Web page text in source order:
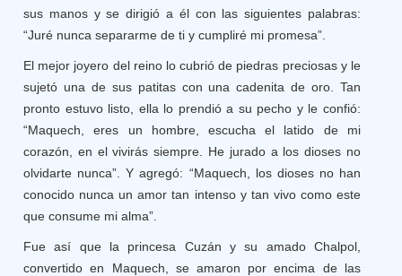
sus manos y se dirigió a él con las siguientes palabras:
“Juré nunca separarme de ti y cumpliré mi promesa”.
El mejor joyero del reino lo cubrió de piedras preciosas y le
sujetó una de sus patitas con una cadenita de oro. Tan
pronto estuvo listo, ella lo prendió a su pecho y le confió:
“Maquech, eres un hombre, escucha el latido de mi
corazón, en el vivirás siempre. He jurado a los dioses no
olvidarte nunca”. Y agregó: “Maquech, los dioses no han
conocido nunca un amor tan intenso y tan vivo como este
que consume mi alma”.
Fue así que la princesa Cuzán y su amado Chalpol,
convertido en Maquech, se amaron por encima de las